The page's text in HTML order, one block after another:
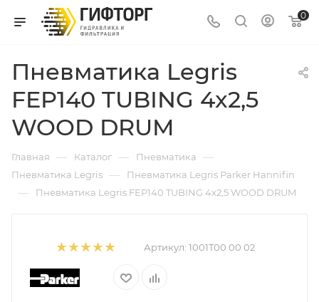
0
Пневматика Legris
FEP140 TUBING 4x2,5
WOOD DRUM
Главная — Каталог — Пневматика —
Пневматика Legris — Пневматика Legris Parker Hannifin
— Пневматика Legris FEP140 TUBING 4x2,5 WOOD DRUM
Артикул: 1001T00 00 02